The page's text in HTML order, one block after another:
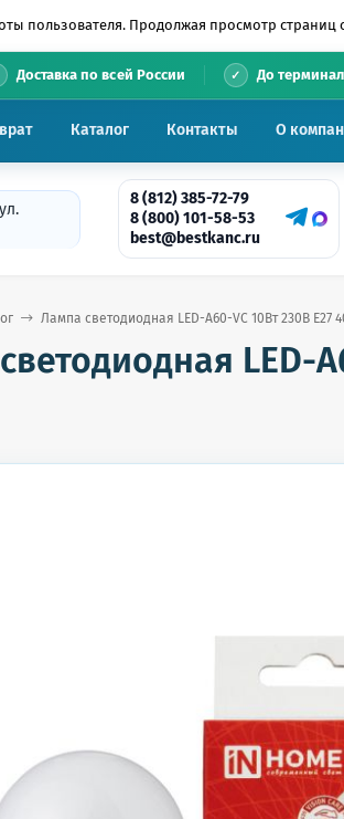
пользователя. Продолжая просмотр страниц
Доставка по всей России До
Каталог Контакты О
8 (812) 385-72-79
8 (800) 101-58-53
best@bestkanc.ru
Лампа светодиодная LED-A60-VC 10Вт 230В Е27
LED-